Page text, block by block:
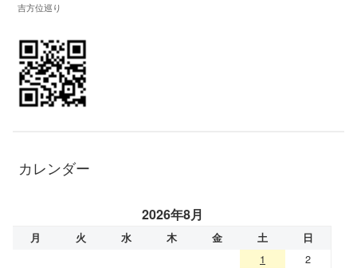
吉方位巡り
カレンダー
2026年8月
月 火 水 木 金 土 日
1
2